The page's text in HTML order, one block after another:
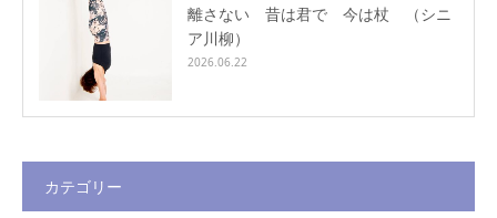
離さない 昔は君で 今は杖 （シニ
ア川柳）
2026.06.22
カテゴリー